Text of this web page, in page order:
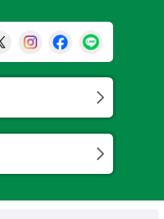
那須烏山市公式X
那須烏山市公式
那須烏山市